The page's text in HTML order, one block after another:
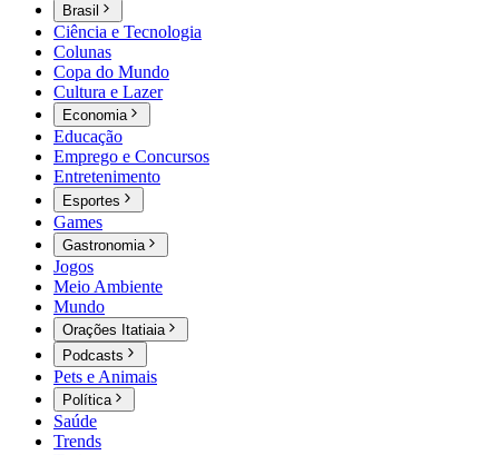
Brasil
Ciência e Tecnologia
Colunas
Copa do Mundo
Cultura e Lazer
Economia
Educação
Emprego e Concursos
Entretenimento
Esportes
Games
Gastronomia
Jogos
Meio Ambiente
Mundo
Orações Itatiaia
Podcasts
Pets e Animais
Política
Saúde
Trends